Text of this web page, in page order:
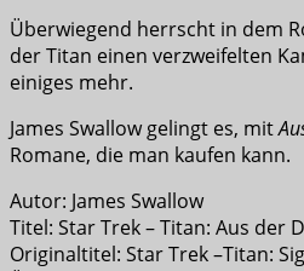
Überwiegend herrscht in dem
der Titan einen verzweifelten
einiges mehr.
James Swallow gelingt es, mit
Romane, die man kaufen kann.
Autor: James Swallow
Titel: Star Trek – Titan: Aus der
Originaltitel: Star Trek –Titan: